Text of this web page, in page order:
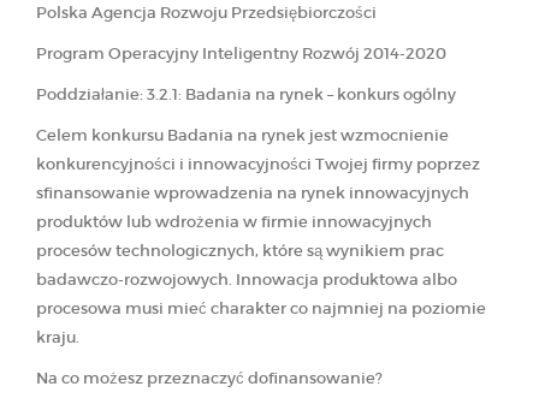
Polska Agencja Rozwoju Przedsiębiorczości
Program Operacyjny Inteligentny Rozwój 2014-2020
Poddziałanie: 3.2.1: Badania na rynek – konkurs ogólny
Celem konkursu Badania na rynek jest wzmocnienie
konkurencyjności i innowacyjności Twojej firmy poprzez
sfinansowanie wprowadzenia na rynek innowacyjnych
produktów lub wdrożenia w firmie innowacyjnych
procesów technologicznych, które są wynikiem prac
badawczo-rozwojowych. Innowacja produktowa albo
procesowa musi mieć charakter co najmniej na poziomie
kraju.
Na co możesz przeznaczyć dofinansowanie?